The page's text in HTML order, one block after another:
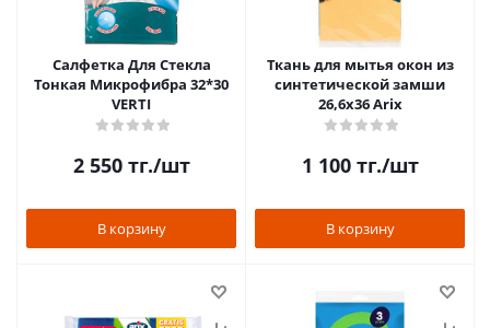
Салфетка Для Стекла
Тонкая Микрофибра 32*30
VERTI
2 550тг./шт
В корзину
Ткань для мытья окон из
синтетической замши
26,6x36 Arix
1 100тг./шт
В корзину